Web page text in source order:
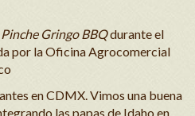
Pinche Gringo BBQdurante el
por la Oficina Agrocomercial
en CDMX. Vimos una buena
las papas de Idaho en